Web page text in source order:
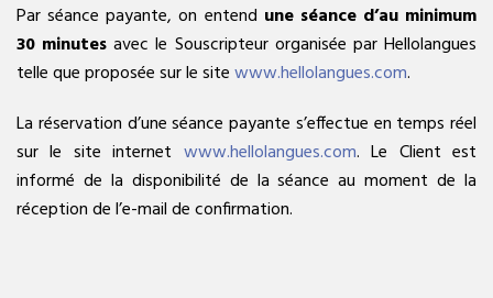
Par séance payante, on entend une séance d’au minimum
30 minutes avec le Souscripteur organisée par Hellolangues
telle que proposée sur le sitewww.hellolangues.com.
La réservation d’une séance payante s’effectue en temps réel
sur le site internet www.hellolangues.com. Le Client est
informé de la disponibilité de la séance au moment de la
réception de l’e-mail de confirmation.